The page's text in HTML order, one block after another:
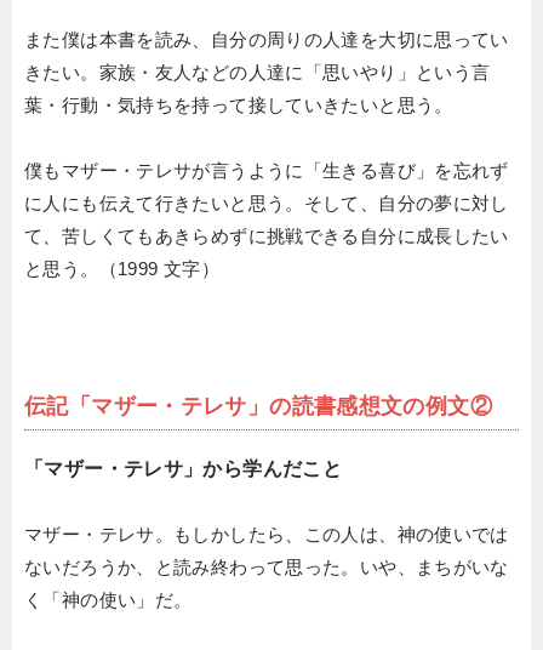
また僕は本書を読み、自分の周りの人達を大切に思ってい
きたい。家族・友人などの人達に「思いやり」という言
葉・行動・気持ちを持って接していきたいと思う。
僕もマザー・テレサが言うように「生きる喜び」を忘れず
に人にも伝えて行きたいと思う。そして、自分の夢に対し
て、苦しくてもあきらめずに挑戦できる自分に成長したい
と思う。（1999 文字）
伝記「マザー・テレサ」の読書感想文の例文②
「マザー・テレサ」から学んだこと
マザー・テレサ。もしかしたら、この人は、神の使いでは
ないだろうか、と読み終わって思った。いや、まちがいな
く「神の使い」だ。